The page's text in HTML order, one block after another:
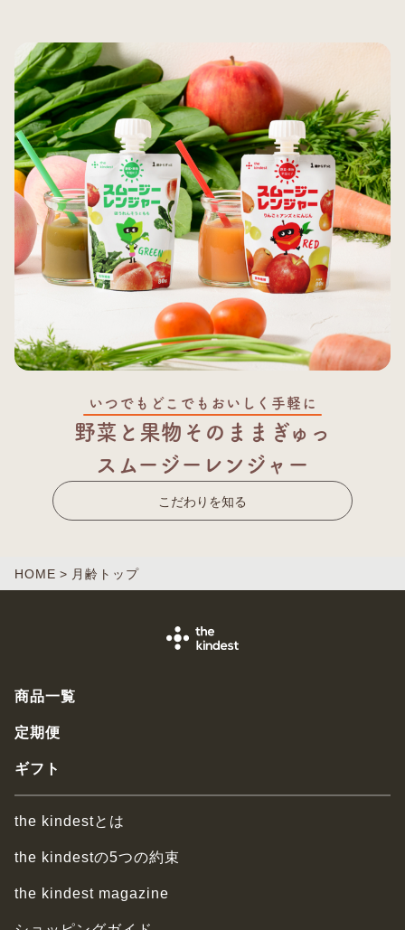
いつでもどこでもおいしく手軽に
野菜と果物そのままぎゅっ
スムージーレンジャー
こだわりを知る
HOME 月齢トップ
商品一覧
定期便
ギフト
the kindestとは
the kindestの5つの約束
the kindest magazine